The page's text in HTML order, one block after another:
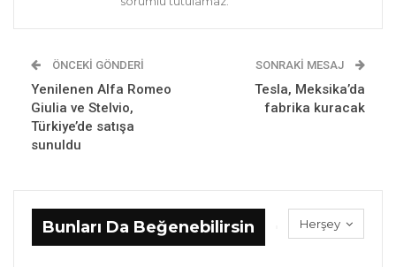
ÖNCEKI GÖNDERI
Yenilenen Alfa Romeo
Giulia ve Stelvio,
Türkiye’de satışa
sunuldu
SONRAKI MESAJ
Tesla, Meksika’da
fabrika kuracak
Herşey
Bunları Da Beğenebilirsin